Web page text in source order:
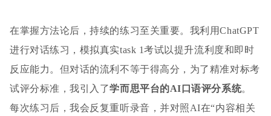
在掌握方法论后，持续的练习至关重要。我利用ChatGPT
进行对话练习，模拟真实task 1考试以提升流利度和即时
反应能力。但对话的流利不等于得高分，为了精准对标考
试评分标准，我引入了学而思平台的AI口语评分系统。
每次练习后，我会反复重听录音，并对照AI在“内容相关